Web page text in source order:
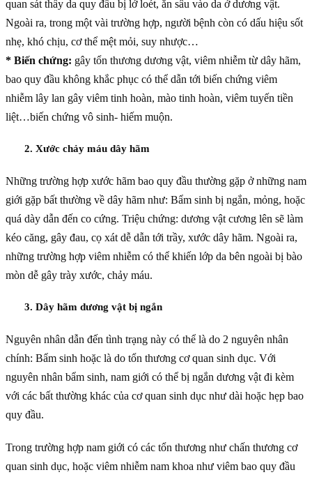
quan sát thấy da quy đầu bị lở loét, ăn sâu vào da ở dương vật.
Ngoài ra, trong một vài trường hợp, người bệnh còn có dấu hiệu sốt
nhẹ, khó chịu, cơ thể mệt mỏi, suy nhược…
* Biến chứng: gây tổn thương dương vật, viêm nhiễm từ dây hãm,
bao quy đầu không khắc phục có thể dẫn tới biến chứng viêm
nhiễm lây lan gây viêm tinh hoàn, mào tinh hoàn, viêm tuyến tiền
liệt…biến chứng vô sinh- hiếm muộn.
2. Xước chảy máu dây hãm
Những trường hợp xước hãm bao quy đầu thường gặp ở những nam
giới gặp bất thường về dây hãm như: Bẩm sinh bị ngắn, mỏng, hoặc
quá dày dẫn đến co cứng. Triệu chứng: dương vật cương lên sẽ làm
kéo căng, gây đau, cọ xát dễ dẫn tới trầy, xước dây hãm. Ngoài ra,
những trường hợp viêm nhiễm có thể khiến lớp da bên ngoài bị bào
mòn dễ gây trày xước, chảy máu.
3. Dây hãm dương vật bị ngắn
Nguyên nhân dẫn đến tình trạng này có thể là do 2 nguyên nhân
chính: Bẩm sinh hoặc là do tổn thương cơ quan sinh dục. Với
nguyên nhân bẩm sinh, nam giới có thể bị ngắn dương vật đi kèm
với các bất thường khác của cơ quan sinh dục như dài hoặc hẹp bao
quy đầu.
Trong trường hợp nam giới có các tổn thương như chấn thương cơ
quan sinh dục, hoặc viêm nhiễm nam khoa như viêm bao quy đầu